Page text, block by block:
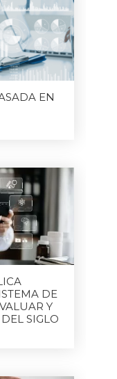
EN
DE
Y
SIGLO